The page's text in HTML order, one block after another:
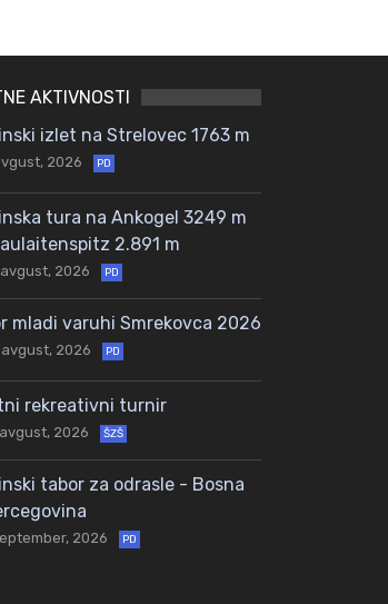
AKTIVNOSTI
izlet na Strelovec 1763 m
2026 PD
tura na Ankogel 3249 m
2.891 m
2026 PD
mladi varuhi Smrekovca 2026
2026 PD
rekreativni turnir
2026 ŠZŠ
tabor za odrasle - Bosna
2026 PD